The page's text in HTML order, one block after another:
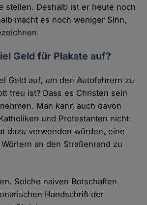
stellen. Deshalb ist er heute noch
macht es noch weniger Sinn,
Geld für Plakate auf?
Geld auf, um den Autofahrern zu
treu ist? Dass es Christen sein
Man kann auch davon
und Protestanten nicht
dazu verwenden würden, eine
an den Straßenrand zu
Solche naiven Botschaften
Handschrift der